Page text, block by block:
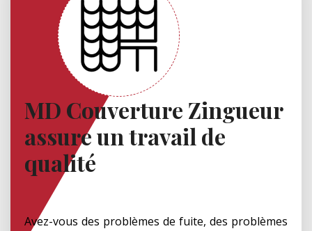
MD Couverture Zingueur
assure un travail de
qualité
Avez-vous des problèmes de fuite, des problèmes